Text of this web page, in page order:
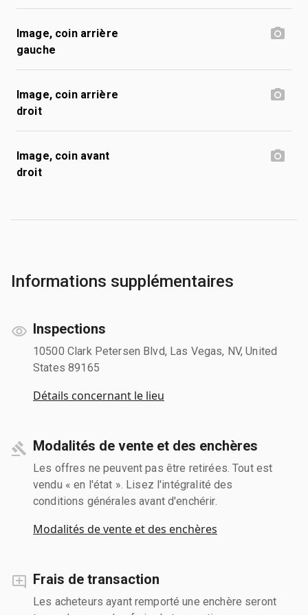
Image, coin arrière
gauche
Image, coin arrière
droit
Image, coin avant
droit
Informations supplémentaires
Inspections
10500 Clark Petersen Blvd, Las Vegas, NV, United
States 89165
Détails concernant le lieu
Modalités de vente et des enchères
Les offres ne peuvent pas être retirées. Tout est
vendu « en l'état ». Lisez l'intégralité des
conditions générales avant d'enchérir.
Modalités de vente et des enchères
Frais de transaction
Les acheteurs ayant remporté une enchère seront